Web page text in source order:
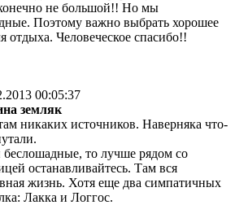
не большой!! Но мы
Поэтому важно выбрать хорошее
отдыха. Человеческое спасибо!!
00:05:37
земляк
никаких источников. Наверняка что-
беслошадные, то лучше рядом со
останавливайтесь. Там вся
жизнь. Хотя еще два симпатичных
Лакка и Логгос.